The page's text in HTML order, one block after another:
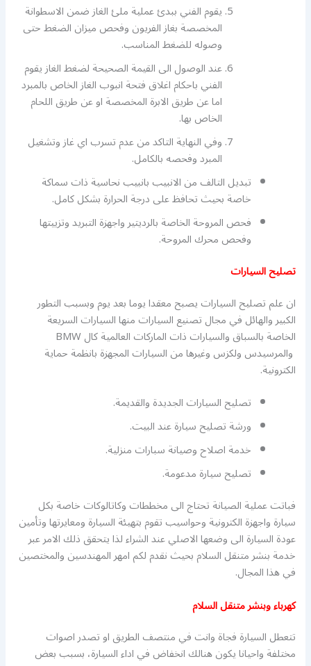
يقوم الفني ببدئ عملية ملئ الغاز ضمن الاسطوانة
المخصصة بغاز الفريون وفحص ميزان الضغط حتى
وصوله للضغط المناسب.
عند الوصول الى القيمة الصحيحة لضغط الغاز يقوم
الفني باحكام اغلاق فتحة انبوب الغاز الخاص بالمبرد
اما عن طريق الابرة المخصصة او عن طريق اللحام
الخاص بها.
وفي النهاية التاكد من عدم تسرب اي غاز وتشغيل
المبرد وفحصه بالكامل.
تبديل التالف من الانبيب بانبيب نحاسية ذات سماكة
خاصة بحيث تحافظ على درجة الحرارة بشكل كامل.
فحص المروحة الخاصة بالرديتير واجهزة التبريد وتزييتها
وفحص محرك المروحة.
تصليح السيارات
ان علم تصليح السيارات يصبح معقدا يوما بعد يوم وبسبب التطور
الكبير والهائل في مجال تصنيع السيارات منها السيارات السريعة
الخاصة بالسباق والسيارات ذات الماركات العالمية كال BMW
والمرسيدس ولكزس وغيرها من السيارات المجهزة بانظمة حماية
الكترونية.
تصليح السيارات الجديدة والقديمة.
ورشة تصليح سيارة عند البيت.
خدمة اصلاح وصيانة سبارات منزلية.
تصليح سيارة مدعومة.
فباتت عملية الصيانة تحتاج الى مخططات وكاتالوكات خاصة بكل
سيارة واجهزة الكترونية وحواسيب تقوم بتهيئة السيارة ومعايرتها وتأمين
عودة السيارة الى وضعها الاصلي عند الشراء لذا يتحقق ذلك الامر عبر
خدمة بنشر متنقل السلام بحيث نقدم لكم امهر المهندسين والمختصين
في هذا المجال.
كهرباء وبنشر متنقل السلام
تتعطل السيارة فجاة وانت في منتصف الطريق او تصدر اصوات
مختلفة واحيانا يكون هنالك انخفاض في اداء السيارة، بسبب بعض